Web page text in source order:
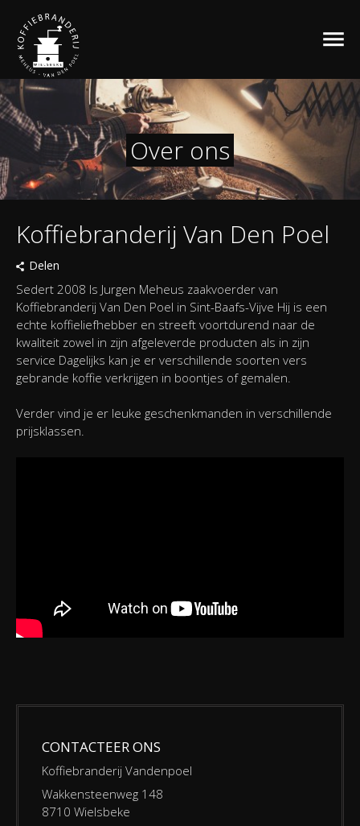
Over ons
Over ons
Koffiebranderij Van Den Poel
Delen
Sedert 2008 Is Jurgen Meheus zaakvoerder van
Koffiebranderij Van Den Poel in Sint-Baafs-Vijve Hij is een
echte koffieliefhebber en streeft voortdurend naar de
kwaliteit zowel in zijn afgeleverde producten als in zijn
service Dagelijks kan je er verschillende soorten vers
gebrande koffie verkrijgen in boontjes of gemalen.
Verder vind je er leuke geschenkmanden in verschillende
prijsklassen.
CONTACTEER ONS
Koffiebranderij Vandenpoel
Wakkensteenweg 148
8710 Wielsbeke